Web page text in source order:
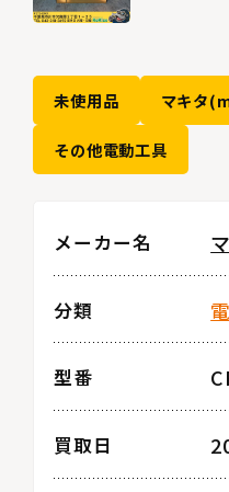
未使用品 マキタ
その他電動工具
メーカー名
分類
型番
買取日